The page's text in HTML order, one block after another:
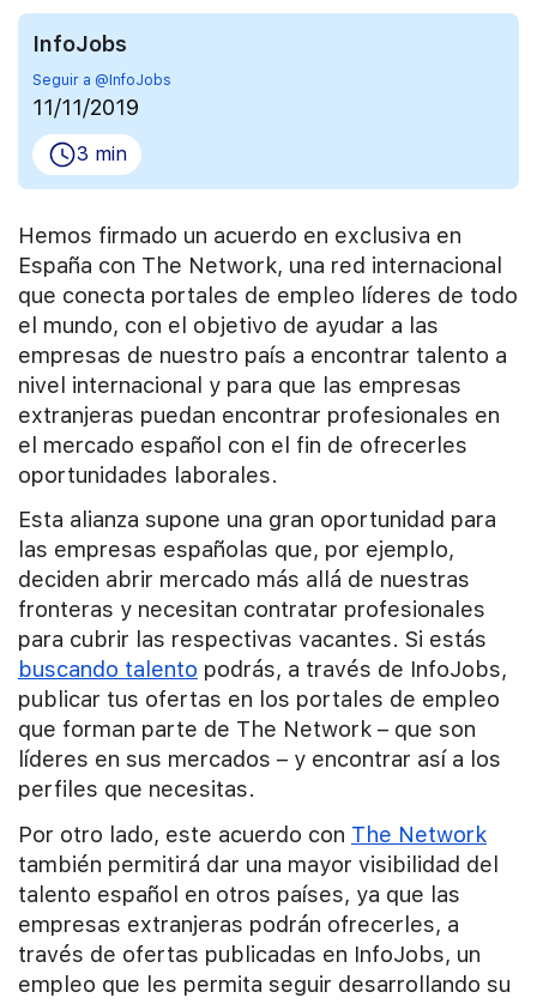
InfoJobs
Seguir a @InfoJobs
11/11/2019
3 min
Hemos firmado un acuerdo en exclusiva en
España con The Network, una red internacional
que conecta portales de empleo líderes de todo
el mundo, con el objetivo de ayudar a las
empresas de nuestro país a encontrar talento a
nivel internacional y para que las empresas
extranjeras puedan encontrar profesionales en
el mercado español con el fin de ofrecerles
oportunidades laborales.
Esta alianza supone una gran oportunidad para
las empresas españolas que, por ejemplo,
deciden abrir mercado más allá de nuestras
fronteras y necesitan contratar profesionales
para cubrir las respectivas vacantes. Si estás
buscando talento podrás, a través de InfoJobs,
publicar tus ofertas en los portales de empleo
que forman parte de The Network – que son
líderes en sus mercados – y encontrar así a los
perfiles que necesitas.
Por otro lado, este acuerdo con The Network
también permitirá dar una mayor visibilidad del
talento español en otros países, ya que las
empresas extranjeras podrán ofrecerles, a
través de ofertas publicadas en InfoJobs, un
empleo que les permita seguir desarrollando su